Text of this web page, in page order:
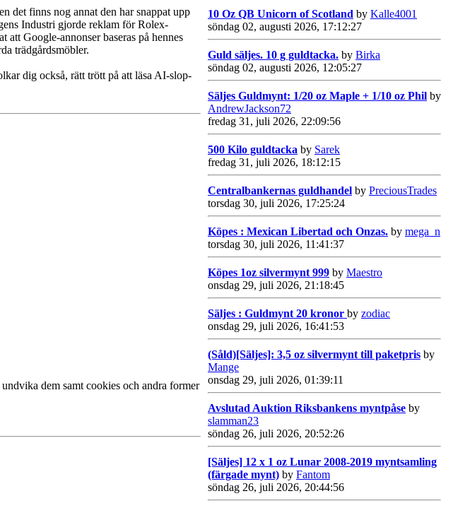
det finns nog annat den har snappat upp
Industri gjorde reklam för Rolex-
Google-annonser baseras på hennes
trädgårdsmöbler.
dig också, rätt trött på att läsa AI-slop-
dem samt cookies och andra former
10 Oz QB Unicorn of Scotland by Kalle4001
söndag 02, augusti 2026, 17:12:27
Guld säljes. 10 g guldtacka. by Birka
söndag 02, augusti 2026, 12:05:27
Säljes Guldmynt: 1/20 oz Maple + 1/10 oz Phil by
AndrewJackson72
fredag 31, juli 2026, 22:09:56
500 Kilo guldtacka by Sarek
fredag 31, juli 2026, 18:12:15
Centralbankernas guldhandel by PreciousTrades
torsdag 30, juli 2026, 17:25:24
Köpes : Mexican Libertad och Onzas. by mega_n
torsdag 30, juli 2026, 11:41:37
Köpes 1oz silvermynt 999 by Maestro
onsdag 29, juli 2026, 21:18:45
Säljes : Guldmynt 20 kronor by zodiac
onsdag 29, juli 2026, 16:41:53
(Såld)[Säljes]: 3,5 oz silvermynt till paketpris by
Mange
onsdag 29, juli 2026, 01:39:11
Avslutad Auktion Riksbankens myntpåse by
slamman23
söndag 26, juli 2026, 20:52:26
[Säljes] 12 x 1 oz Lunar 2008-2019 myntsamling
(färgade mynt) by Fantom
söndag 26, juli 2026, 20:44:56